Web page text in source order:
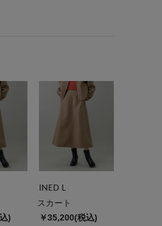
)
INED L
スカート
￥35,200(税込)